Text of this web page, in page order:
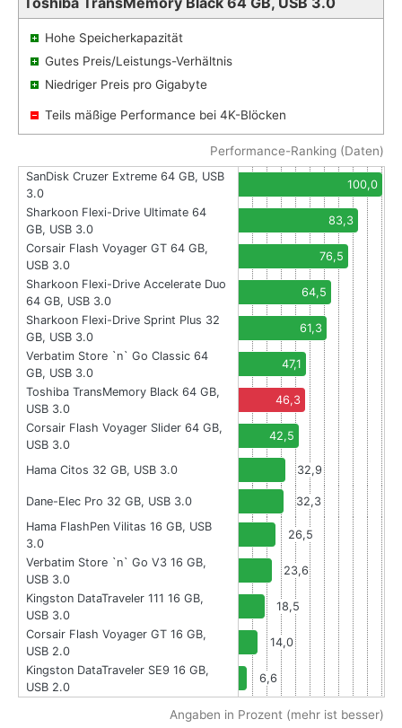
Hohe Speicherkapazität
Gutes Preis/Leistungs-Verhältnis
Niedriger Preis pro Gigabyte
Teils mäßige Performance bei 4K-Blöcken
Performance-Ranking (Daten)
SanDisk Cruzer Extreme 64 GB, USB
3.0
100,0
Sharkoon Flexi-Drive Ultimate 64
GB, USB 3.0
83,3
Corsair Flash Voyager GT 64 GB,
USB 3.0
76,5
Sharkoon Flexi-Drive Accelerate Duo
64 GB, USB 3.0
64,5
Sharkoon Flexi-Drive Sprint Plus 32
GB, USB 3.0
61,3
Verbatim Store `n` Go Classic 64
GB, USB 3.0
47,1
Toshiba TransMemory Black 64 GB,
USB 3.0
46,3
Corsair Flash Voyager Slider 64 GB,
USB 3.0
42,5
Hama Citos 32 GB, USB 3.0 32,9
Dane-Elec Pro 32 GB, USB 3.0
32,3
Hama FlashPen Vilitas 16 GB, USB
3.0
26,5
Verbatim Store `n` Go V3 16 GB,
USB 3.0
23,6
Kingston DataTraveler 111 16 GB,
USB 3.0
18,5
Corsair Flash Voyager GT 16 GB,
USB 2.0
14,0
Kingston DataTraveler SE9 16 GB,
USB 2.0
6,6
Angaben in Prozent (mehr ist besser)